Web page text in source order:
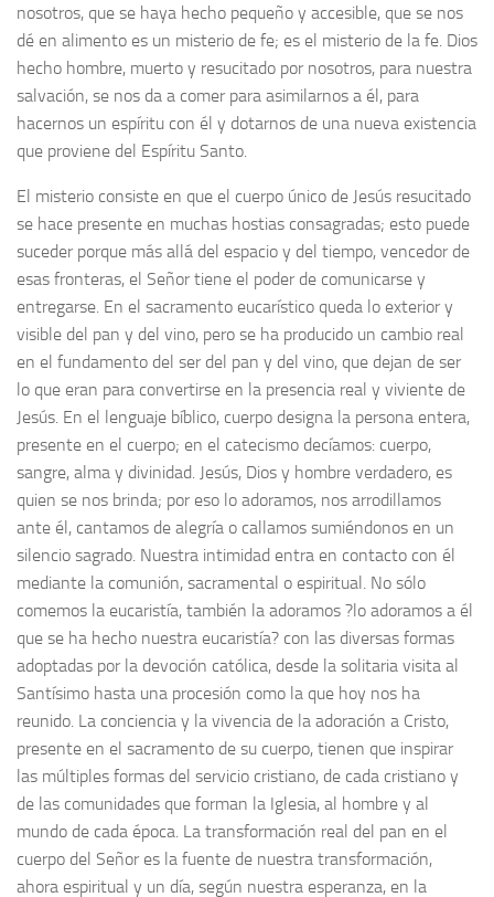
nosotros, que se haya hecho pequeño y accesible, que se nos
dé en alimento es un misterio de fe; es el misterio de la fe. Dios
hecho hombre, muerto y resucitado por nosotros, para nuestra
salvación, se nos da a comer para asimilarnos a él, para
hacernos un espíritu con él y dotarnos de una nueva existencia
que proviene del Espíritu Santo.
El misterio consiste en que el cuerpo único de Jesús resucitado
se hace presente en muchas hostias consagradas; esto puede
suceder porque más allá del espacio y del tiempo, vencedor de
esas fronteras, el Señor tiene el poder de comunicarse y
entregarse. En el sacramento eucarístico queda lo exterior y
visible del pan y del vino, pero se ha producido un cambio real
en el fundamento del ser del pan y del vino, que dejan de ser
lo que eran para convertirse en la presencia real y viviente de
Jesús. En el lenguaje bíblico, cuerpo designa la persona entera,
presente en el cuerpo; en el catecismo decíamos: cuerpo,
sangre, alma y divinidad. Jesús, Dios y hombre verdadero, es
quien se nos brinda; por eso lo adoramos, nos arrodillamos
ante él, cantamos de alegría o callamos sumiéndonos en un
silencio sagrado. Nuestra intimidad entra en contacto con él
mediante la comunión, sacramental o espiritual. No sólo
comemos la eucaristía, también la adoramos ?lo adoramos a él
que se ha hecho nuestra eucaristía? con las diversas formas
adoptadas por la devoción católica, desde la solitaria visita al
Santísimo hasta una procesión como la que hoy nos ha
reunido. La conciencia y la vivencia de la adoración a Cristo,
presente en el sacramento de su cuerpo, tienen que inspirar
las múltiples formas del servicio cristiano, de cada cristiano y
de las comunidades que forman la Iglesia, al hombre y al
mundo de cada época. La transformación real del pan en el
cuerpo del Señor es la fuente de nuestra transformación,
ahora espiritual y un día, según nuestra esperanza, en la